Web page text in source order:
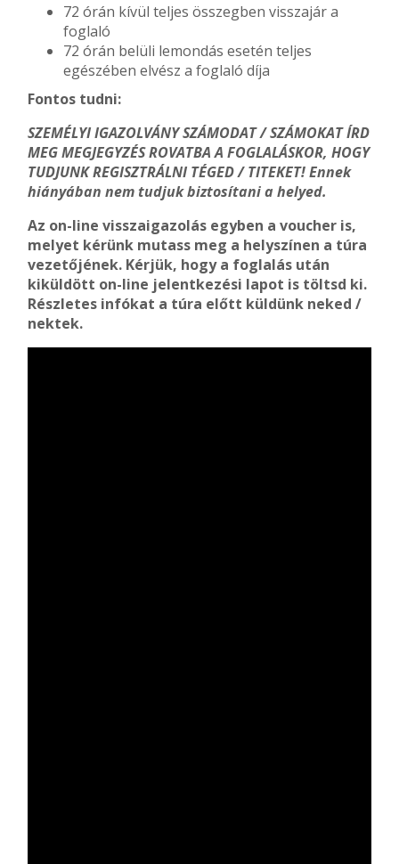
72 órán kívül teljes összegben visszajár a
foglaló
72 órán belüli lemondás esetén teljes
egészében elvész a foglaló díja
Fontos tudni:
SZEMÉLYI IGAZOLVÁNY SZÁMODAT / SZÁMOKAT ÍRD
MEG MEGJEGYZÉS ROVATBA A FOGLALÁSKOR, HOGY
TUDJUNK REGISZTRÁLNI TÉGED / TITEKET! Ennek
hiányában nem tudjuk biztosítani a helyed.
Az on-line visszaigazolás egyben a voucher is,
melyet kérünk mutass meg a helyszínen a túra
vezetőjének. Kérjük, hogy a foglalás után
kiküldött on-line jelentkezési lapot is töltsd ki.
Részletes infókat a túra előtt küldünk neked /
nektek.